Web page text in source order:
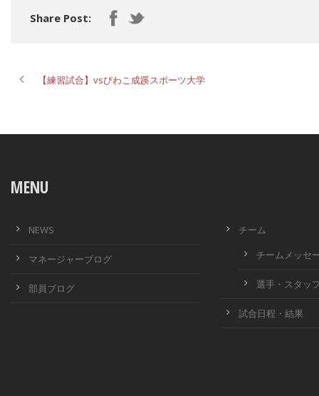
Share Post:
【練習試合】vsびわこ成蹊スポーツ大学
MENU
NEWS
マネージャーブログ
部員ブログ
チーム
チームメッセ
選手・スタッ
試合日程・結果